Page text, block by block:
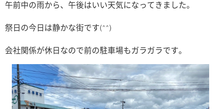
午前中の雨から、午後はいい天気になってきました。
祭日の今日は静かな街です(^^)
会社関係が休日なので前の駐車場もガラガラです。